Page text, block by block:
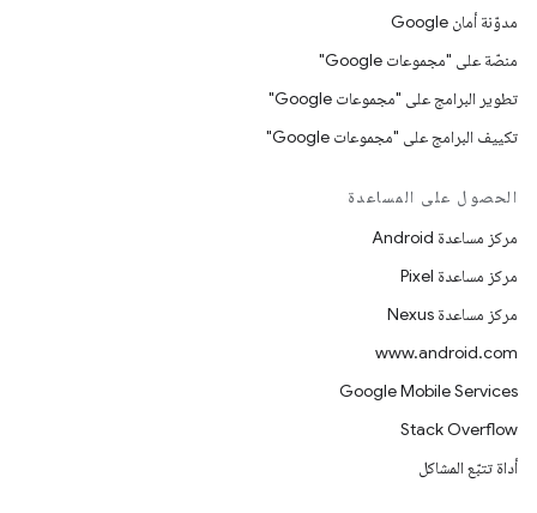
مدوّنة أمان Google
منصّة على "مجموعات Google"
تطوير البرامج على "مجموعات Google"
تكييف البرامج على "مجموعات Google"
الحصول على المساعدة
مركز مساعدة Android
مركز مساعدة Pixel
مركز مساعدة Nexus
www.android.com
Google Mobile Services
Stack Overflow
أداة تتبّع المشاكل